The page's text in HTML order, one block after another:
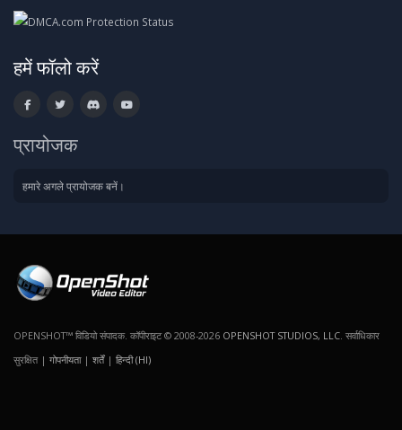
हमें फॉलो करें
प्रायोजक
हमारे अगले प्रायोजक बनें।
OPENSHOT™ विडियो संपादक. कॉपीराइट © 2008-2026 OPENSHOT STUDIOS, LLC . सर्वाधिकार
सुरक्षित | गोपनीयता| शर्तें| हिन्दी (HI)